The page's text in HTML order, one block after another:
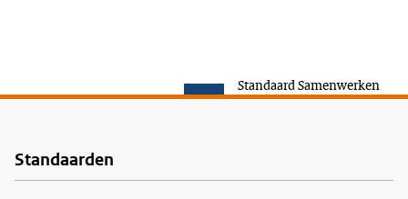
Standaard Samenwerken
Voet
Standaarden